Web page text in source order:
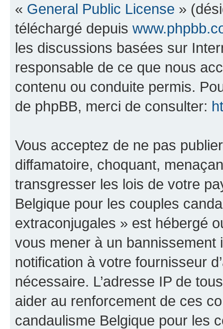
« General Public License »
téléchargé depuis
les discussions basées sur
responsable de ce que nous
contenu ou conduite permis.
de phpBB, merci de consulter:
Vous acceptez de ne pas
diffamatoire, choquant,
transgresser les lois de votre
Belgique pour les couples
extraconjugales » est hébergé
vous mener à un
notification à votre fournisseur
nécessaire. L’adresse IP de
aider au renforcement de ces
candaulisme Belgique pour les